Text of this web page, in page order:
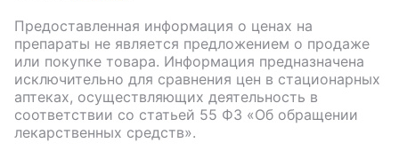
Предоставленная информация о ценах на
препараты не является предложением о продаже
или покупке товара. Информация предназначена
исключительно для сравнения цен в стационарных
аптеках, осуществляющих деятельность в
соответствии со статьей 55 ФЗ «Об обращении
лекарственных средств».